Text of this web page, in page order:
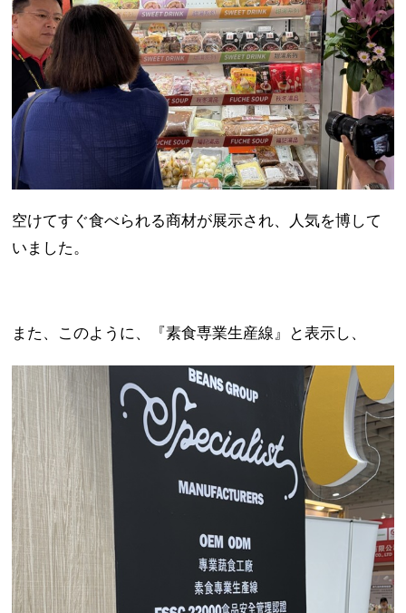
空けてすぐ食べられる商材が展示され、人気を博して
いました。
また、このように、『素食専業生産線』と表示し、